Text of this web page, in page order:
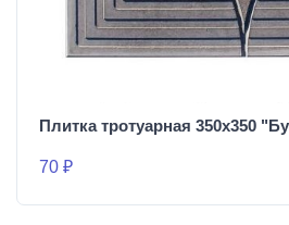
Плитка тротуарная 350х350
70 ₽